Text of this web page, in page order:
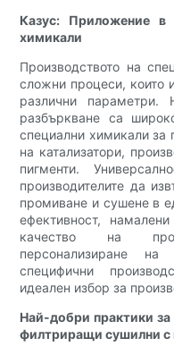
Казус: Приложение в
химикали
Производството на
сложни процеси, които
различни параметри.
разбъркване са
специални химикали за
на катализатори,
пигменти.
производителите да
промиване и сушене в
ефективност,
качество на
персонализиране
специфични
идеален избор за
Най-добри практики
филтриращи сушилни с